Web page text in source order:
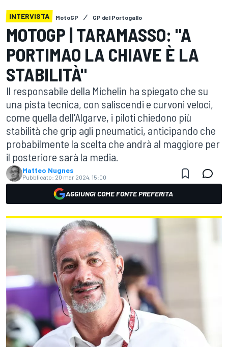
INTERVISTA MotoGP GP del Portogallo
MOTOGP | TARAMASSO: "A
PORTIMAO LA CHIAVE È LA
STABILITÀ"
Il responsabile della Michelin ha spiegato che su
una pista tecnica, con saliscendi e curvoni veloci,
come quella dell'Algarve, i piloti chiedono più
stabilità che grip agli pneumatici, anticipando che
probabilmente la scelta che andrà al maggiore per
il posteriore sarà la media.
Matteo Nugnes
Pubblicato: 20 mar 2024, 15:00
AGGIUNGI COME FONTE PREFERITA